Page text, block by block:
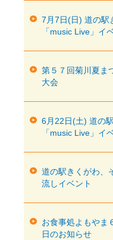
7月7日(日) 道の駅
「music Live」イ
第５７回菊川夏ま
大会
6月22日(土) 道の
「music Live」イ
道の駅きくがわ、
流しイベント
お食事処よもやま
日のお知らせ